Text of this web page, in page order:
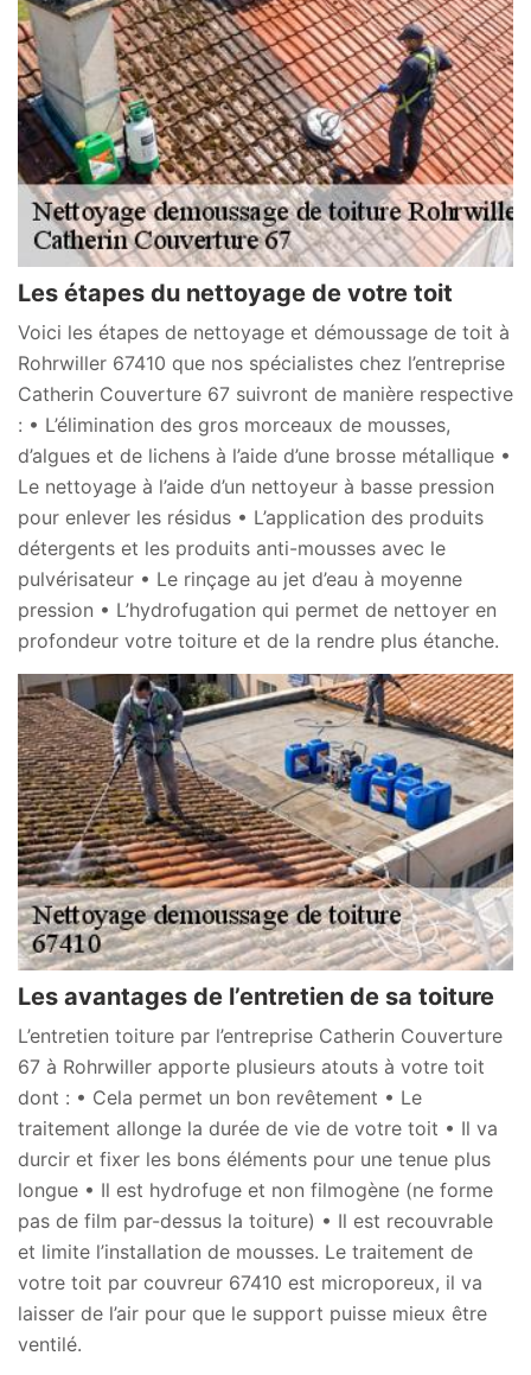
Les étapes du nettoyage de votre toit
Voici les étapes de nettoyage et démoussage de toit à
Rohrwiller 67410 que nos spécialistes chez l’entreprise
Catherin Couverture 67 suivront de manière respective
: • L’élimination des gros morceaux de mousses,
d’algues et de lichens à l’aide d’une brosse métallique •
Le nettoyage à l’aide d’un nettoyeur à basse pression
pour enlever les résidus • L’application des produits
détergents et les produits anti-mousses avec le
pulvérisateur • Le rinçage au jet d’eau à moyenne
pression • L’hydrofugation qui permet de nettoyer en
profondeur votre toiture et de la rendre plus étanche.
Les avantages de l’entretien de sa toiture
L’entretien toiture par l’entreprise Catherin Couverture
67 à Rohrwiller apporte plusieurs atouts à votre toit
dont : • Cela permet un bon revêtement • Le
traitement allonge la durée de vie de votre toit • Il va
durcir et fixer les bons éléments pour une tenue plus
longue • Il est hydrofuge et non filmogène (ne forme
pas de film par-dessus la toiture) • Il est recouvrable
et limite l’installation de mousses. Le traitement de
votre toit par couvreur 67410 est microporeux, il va
laisser de l’air pour que le support puisse mieux être
ventilé.